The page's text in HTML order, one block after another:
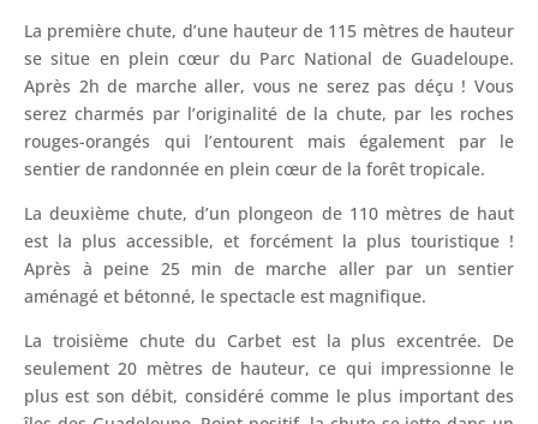
La première chute, d’une hauteur de 115 mètres de hauteur
se situe en plein cœur du Parc National de Guadeloupe.
Après 2h de marche aller, vous ne serez pas déçu ! Vous
serez charmés par l’originalité de la chute, par les roches
rouges-orangés qui l’entourent mais également par le
sentier de randonnée en plein cœur de la forêt tropicale.
La deuxième chute, d’un plongeon de 110 mètres de haut
est la plus accessible, et forcément la plus touristique !
Après à peine 25 min de marche aller par un sentier
aménagé et bétonné, le spectacle est magnifique.
La troisième chute du Carbet est la plus excentrée. De
seulement 20 mètres de hauteur, ce qui impressionne le
plus est son débit, considéré comme le plus important des